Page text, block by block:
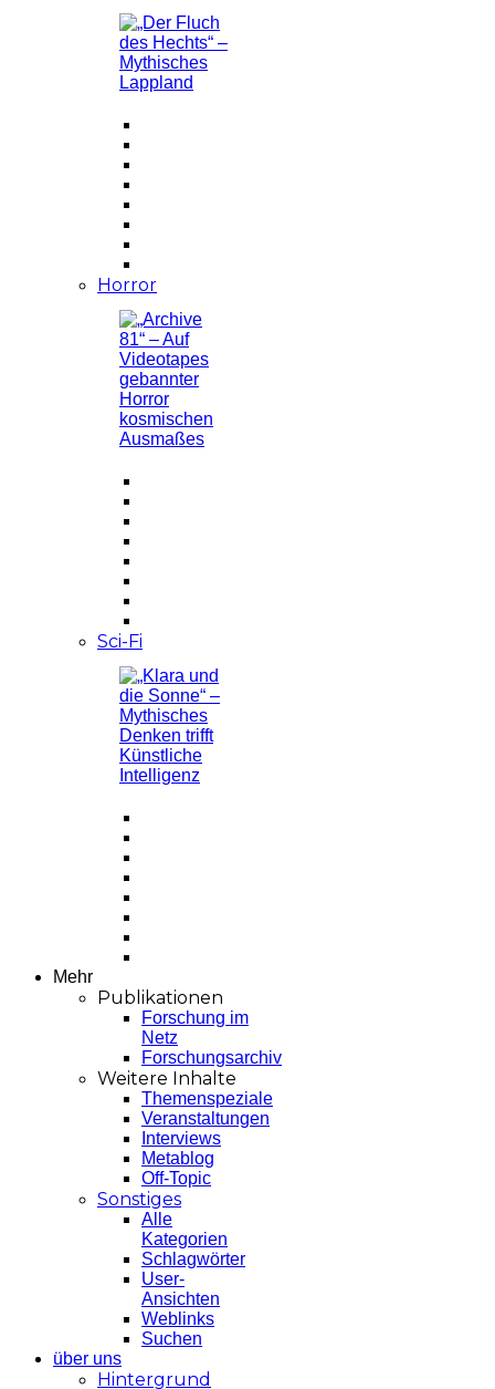
Horror
Sci-Fi
Mehr
Publikationen
Forschung im
Netz
Forschungsarchiv
Weitere Inhalte
Themenspeziale
Veranstaltungen
Interviews
Metablog
Off-Topic
Sonstiges
Alle
Kategorien
Schlagwörter
User-
Ansichten
Weblinks
Suchen
über uns
Hintergrund